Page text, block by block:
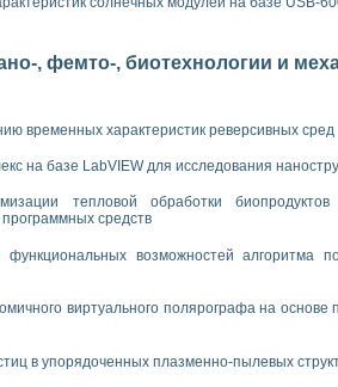
и люминесцентных ламп
INSTRUMENTS в Нижегородском
инструментальных систем
в ИКТ насыщенной среде
систем МИРЭА
колледже связи и информатики
инновационного образовательного
изделий авионики
, фемто-, биотехнологии и
временных характеристик реверсивных сред
на базе LabVIEW для исследования
тепловой обработки
средств
возможностей алгоритма
виртуального полярографа на основе
в упорядоченных плазменно-пылевых